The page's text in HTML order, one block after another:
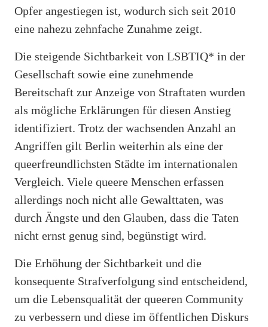
Opfer angestiegen ist, wodurch sich seit 2010
eine nahezu zehnfache Zunahme zeigt.
Die steigende Sichtbarkeit von LSBTIQ* in der
Gesellschaft sowie eine zunehmende
Bereitschaft zur Anzeige von Straftaten wurden
als mögliche Erklärungen für diesen Anstieg
identifiziert. Trotz der wachsenden Anzahl an
Angriffen gilt Berlin weiterhin als eine der
queerfreundlichsten Städte im internationalen
Vergleich. Viele queere Menschen erfassen
allerdings noch nicht alle Gewalttaten, was
durch Ängste und den Glauben, dass die Taten
nicht ernst genug sind, begünstigt wird.
Die Erhöhung der Sichtbarkeit und die
konsequente Strafverfolgung sind entscheidend,
um die Lebensqualität der queeren Community
zu verbessern und diese im öffentlichen Diskurs